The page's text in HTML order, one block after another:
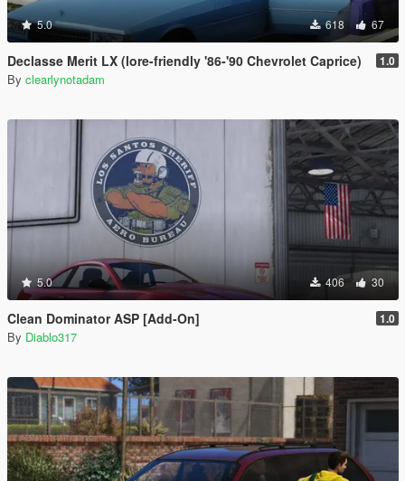
5.0 618 67
Declasse Merit LX (lore-friendly '86-'90 Chevrolet Caprice) 1.0
By clearlynotadam
5.0 406 30
Clean Dominator ASP [Add-On] 1.0
By Diablo317